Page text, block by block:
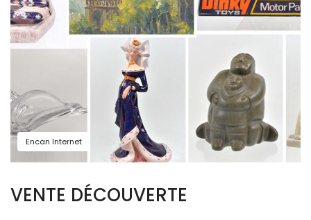
Encan Internet
VENTE DÉCOUVERTE